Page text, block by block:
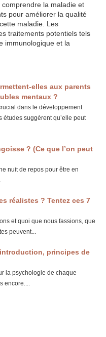
la maladie et
pour améliorer la qualité
maladie. Les
traitements potentiels tels
immunologique et la
elles aux parents
mentaux ?
dans le développement
études suggèrent qu’elle peut
? (Ce que l’on peut
nuit de repos pour être en
réalistes ? Tentez ces 7
et quoi que nous fassions, que
peuvent...
principes de
la psychologie de chaque
encore....